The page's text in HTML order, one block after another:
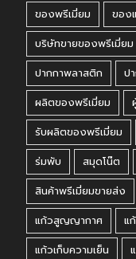
ของพรีเมี่ยม
ของ
บริษัทขายของพรีเมี่ยม
ปากกาพลาสติก
ป
ผลิตของพรีเมี่ยม
รับผลิตของพรีเมี่ยม
ร่มพับ
สมุดโน๊ต
สินค้าพรีเมี่ยมขายส่ง
แก้วสูญญากาศ
แ
แก้วเก็บความเย็น